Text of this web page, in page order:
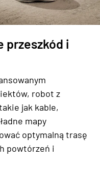
przeszkód i
robot z
jak kable,
mapy
optymalną trasę
powtórzeń i